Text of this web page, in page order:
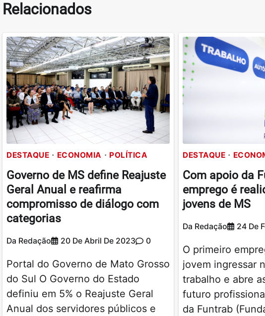
Relacionados
DESTAQUE ECONOMIA POLÍTICA
Governo de MS define Reajuste
Geral Anual e reafirma
compromisso de diálogo com
categorias
Da Redação 20 De Abril De 2023 0
Portal do Governo de Mato Grosso
do Sul O Governo do Estado
definiu em 5% o Reajuste Geral
Anual dos servidores públicos e
DESTAQUE
Com apoio da
emprego é
jovens de MS
Da Redação 24 De
O primeiro
jovem ingressar
trabalho e abre
futuro
da Funtrab